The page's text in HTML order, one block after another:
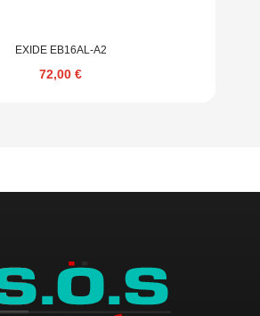
EXIDE EB16AL-A2
72,00 €